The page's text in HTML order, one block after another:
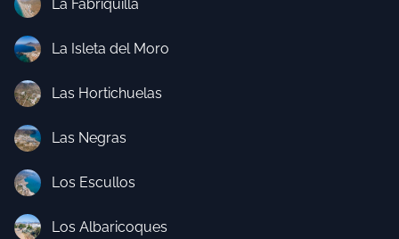
La Fabriquilla
La Isleta del Moro
Las Hortichuelas
Las Negras
Los Escullos
Los Albaricoques